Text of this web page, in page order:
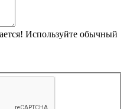
Используйте обычный